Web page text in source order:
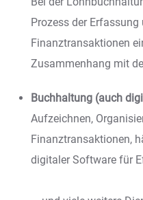
Prozess der
Finanztransaktionen
Zusammenhang mit
Buchhaltung (auch
Aufzeichnen,
Finanztransaktionen,
digitaler Software für